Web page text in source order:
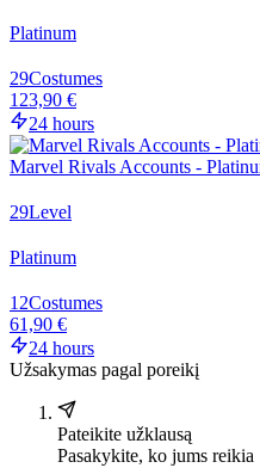
Platinum
29Costumes
123,90 €
24 hours
Marvel Rivals Accounts -
29Level
Platinum
12Costumes
61,90 €
24 hours
Užsakymas pagal poreikį
Pateikite užklausą
Pasakykite, ko jums reikia